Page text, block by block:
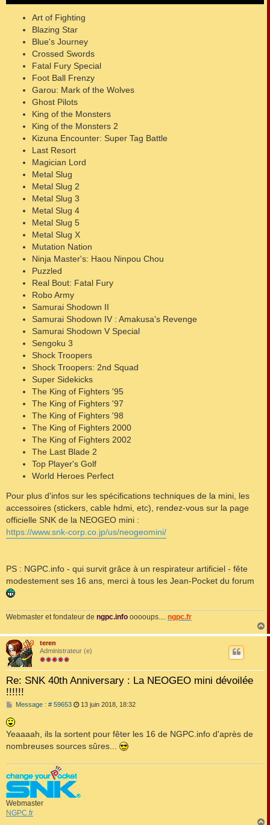
Art of Fighting
Blazing Star
Blue's Journey
Crossed Swords
Fatal Fury Special
Foot Ball Frenzy
Garou: Mark of the Wolves
Ghost Pilots
King of the Monsters
King of the Monsters 2
Kizuna Encounter: Super Tag Battle
Last Resort
Magician Lord
Metal Slug
Metal Slug 2
Metal Slug 3
Metal Slug 4
Metal Slug 5
Metal Slug X
Mutation Nation
Ninja Master's: Haou Ninpou Chou
Puzzled
Real Bout: Fatal Fury
Robo Army
Samurai Shodown II
Samurai Shodown IV : Amakusa's Revenge
Samurai Shodown V Special
Sengoku 3
Shock Troopers
Shock Troopers: 2nd Squad
Super Sidekicks
The King of Fighters '95
The King of Fighters '97
The King of Fighters '98
The King of Fighters 2000
The King of Fighters 2002
The Last Blade 2
Top Player's Golf
World Heroes Perfect
Pour plus d'infos sur les spécifications techniques de la mini, les
accessoires (stickers, cable hdmi, etc), rendez-vous sur la page
officielle SNK de la NEOGEO mini :
https://www.snk-corp.co.jp/us/neogeomini/
PS : NGPC.info - qui survit grâce à un respirateur artificiel - fête
modestement ses 16 ans, merci à tous les Jean-Pocket du forum
Webmaster et fondateur de ngpc.info ooooups.... ngpc.fr
a
teren
Administrateur (e)
Re: SNK 40th Anniversary : La NEOGEO mini dévoilée
!!!!!!
Message : # 59653M
a
e
13 juin 2018, 18:32
Yeaaaah, ils la sortent pour fêter les 16 de NGPC.info d'après de
nombreuses sources sûres...
Webmaster
NGPC.fr